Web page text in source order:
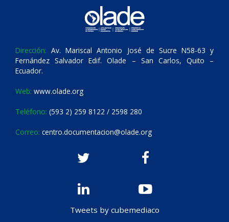
Dirección: Av. Mariscal Antonio José de Sucre N58-63 y
Fernández Salvador Edif. Olade – San Carlos, Quito –
Ecuador.
Web: www.olade.org
Teléfono: (593 2) 259 8122 / 2598 280
Correo: centro.documentacion@olade.org
Tweets by cubemediaco